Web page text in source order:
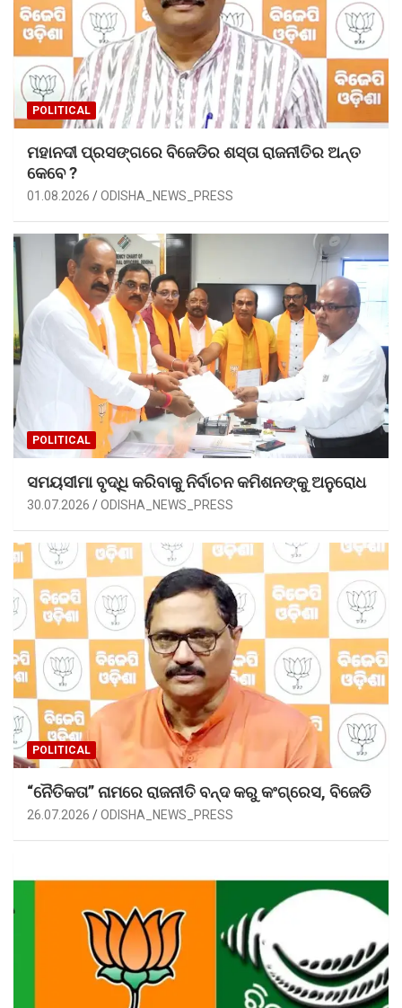
POLITICAL
ମହାନଦୀ ପ୍ରସଙ୍ଗରେ ବିଜେଡିର ଶସ୍ତା ରାଜନୀତିର ଅନ୍ତ
କେବେ ?
01.08.2026 ODISHA_NEWS_PRESS
POLITICAL
ସମୟସୀମା ବୃଦ୍ଧି କରିବାକୁ ନିର୍ବାଚନ କମିଶନଙ୍କୁ ଅନୁରୋଧ
30.07.2026 ODISHA_NEWS_PRESS
POLITICAL
“ନୈତିକତା” ନାମରେ ରାଜନୀତି ବନ୍ଦ କରୁ କଂଗ୍ରେସ, ବିଜେଡି
26.07.2026 ODISHA_NEWS_PRESS